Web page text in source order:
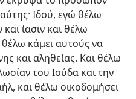
Ιδού, εγώ θέλω
και ίασιν και θέλω
θέλω κάμει αυτούς να
και αληθείας. Και θέλω
του Ιούδα και την
και θέλω οικοδομήσει